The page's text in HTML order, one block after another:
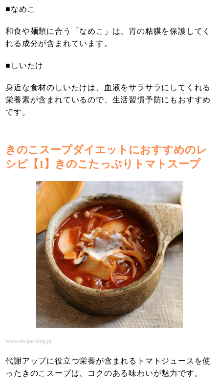
■なめこ
和食や麺類に合う「なめこ」は、胃の粘膜を保護してく
れる成分が含まれています。
■しいたけ
身近な食材のしいたけは、血液をサラサラにしてくれる
栄養素が含まれているので、生活習慣予防にもおすすめ
です。
きのこスープダイエットにおすすめのレ
シピ【1】きのこたっぷりトマトスープ
www.recipe-blog.jp
代謝アップに役立つ栄養が含まれるトマトジュースを使
ったきのこスープは、コクのある味わいが魅力です。